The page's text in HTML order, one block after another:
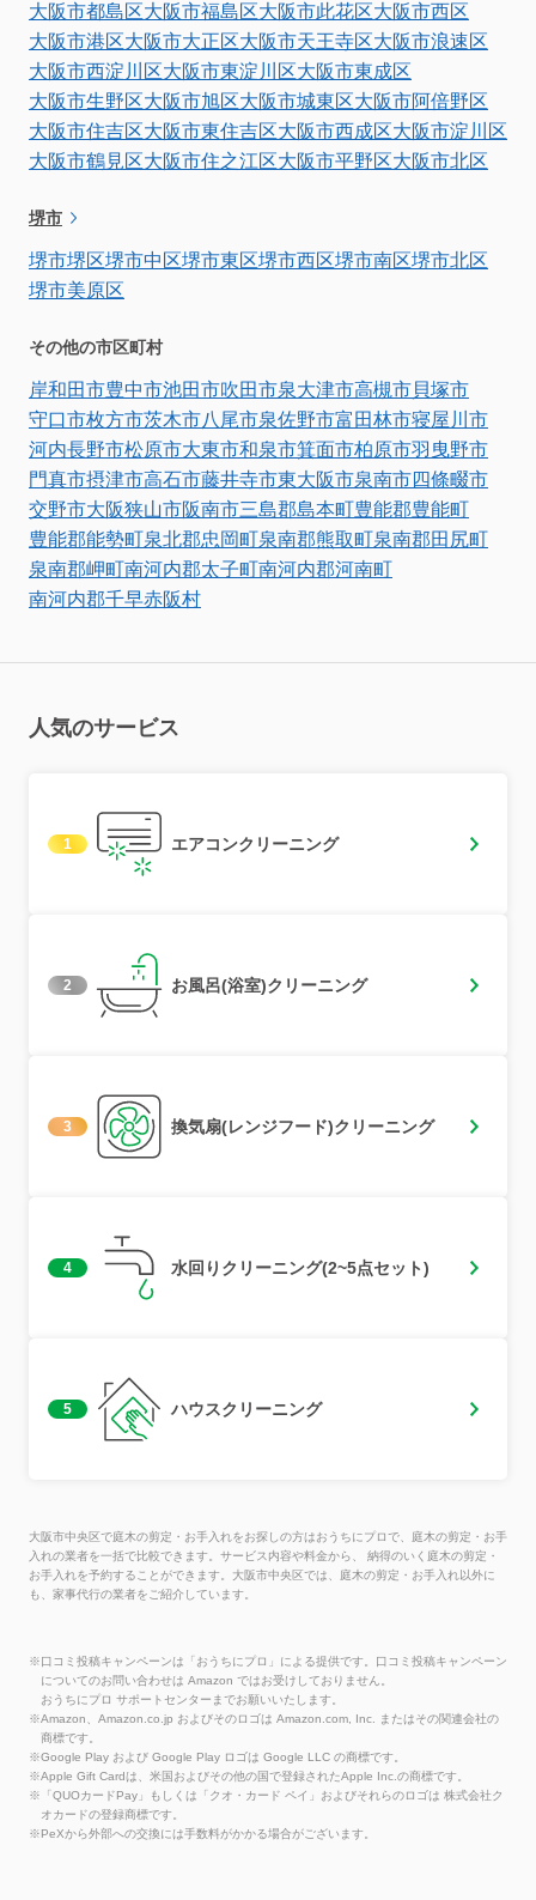
大阪市都島区大阪市福島区大阪市此花区大阪市西区
大阪市港区大阪市大正区大阪市天王寺区大阪市浪速区
大阪市西淀川区大阪市東淀川区大阪市東成区
大阪市生野区大阪市旭区大阪市城東区大阪市阿倍野区
大阪市住吉区大阪市東住吉区大阪市西成区大阪市淀川区
大阪市鶴見区大阪市住之江区大阪市平野区大阪市北区
堺市
堺市堺区堺市中区堺市東区堺市西区堺市南区堺市北区
堺市美原区
その他の市区町村
岸和田市豊中市池田市吹田市泉大津市高槻市貝塚市
守口市枚方市茨木市八尾市泉佐野市富田林市寝屋川市
河内長野市松原市大東市和泉市箕面市柏原市羽曳野市
門真市摂津市高石市藤井寺市東大阪市泉南市四條畷市
交野市大阪狭山市阪南市三島郡島本町豊能郡豊能町
豊能郡能勢町泉北郡忠岡町泉南郡熊取町泉南郡田尻町
泉南郡岬町南河内郡太子町南河内郡河南町
南河内郡千早赤阪村
人気のサービス
1 エアコンクリーニング
2 お風呂(浴室)クリーニング
3 換気扇(レンジフード)クリーニング
4 水回りクリーニング(2~5点セット)
5 ハウスクリーニング
大阪市中央区で庭木の剪定・お手入れをお探しの方はおうちにプロで、庭木の剪定・お手
入れの業者を一括で比較できます。サービス内容や料金から、 納得のいく庭木の剪定・
お手入れを予約することができます。大阪市中央区では、庭木の剪定・お手入れ以外に
も、家事代行の業者をご紹介しています。
※口コミ投稿キャンペーンは「おうちにプロ」による提供です。口コミ投稿キャンペーン
についてのお問い合わせは Amazon ではお受けしておりません。
おうちにプロ サポートセンターまでお願いいたします。
※Amazon、Amazon.co.jp およびそのロゴは Amazon.com, Inc. またはその関連会社の
商標です。
※Google Play および Google Play ロゴは Google LLC の商標です。
※Apple Gift Cardは、米国およびその他の国で登録されたApple Inc.の商標です。
※「QUOカードPay」もしくは「クオ・カード ペイ」およびそれらのロゴは 株式会社ク
オカードの登録商標です。
※PeXから外部への交換には手数料がかかる場合がございます。